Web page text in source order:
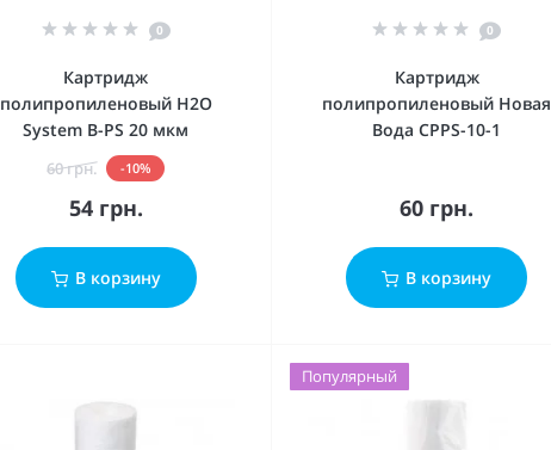
0
Картридж
полипропиленовый H2O
System B-PS 20 мкм
60 грн. -10%
54 грн.
В корзину
0
Картридж
полипропиленовый Новая
Вода CPPS-10-1
60 грн.
В корзину
Популярный